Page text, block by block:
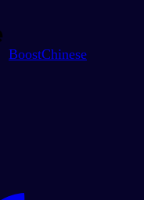
BoostChinese